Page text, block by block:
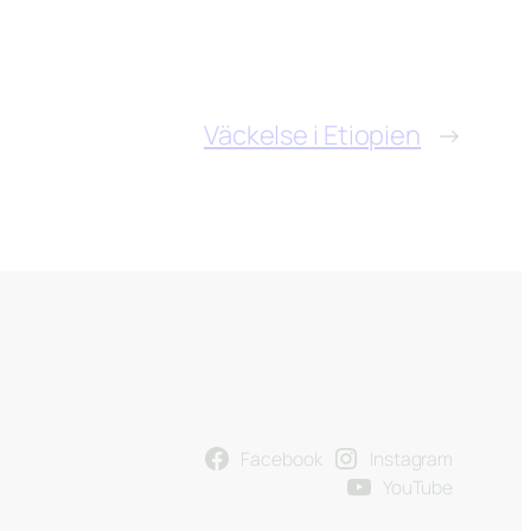
Väckelse i Etiopien →
Facebook
Instagram
YouTube